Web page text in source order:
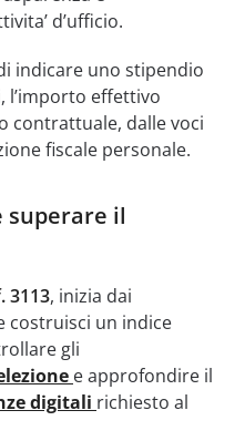
d’ufficio.
indicare uno stipendio
l’importo effettivo
contrattuale, dalle voci
fiscale personale.
superare il
3113, inizia dai
costruisci un indice
gli
e approfondire il
digitali richiesto al